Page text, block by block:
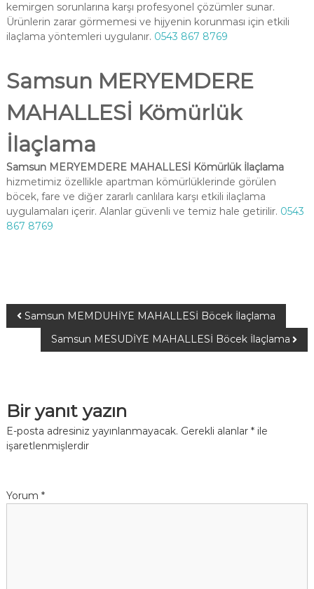
kemirgen sorunlarına karşı profesyonel çözümler sunar.
Ürünlerin zarar görmemesi ve hijyenin korunması için etkili
ilaçlama yöntemleri uygulanır. 0543 867 8769
Samsun MERYEMDERE
MAHALLESİ Kömürlük
İlaçlama
Samsun MERYEMDERE MAHALLESİ Kömürlük İlaçlama
hizmetimiz özellikle apartman kömürlüklerinde görülen
böcek, fare ve diğer zararlı canlılara karşı etkili ilaçlama
uygulamaları içerir. Alanlar güvenli ve temiz hale getirilir. 0543
867 8769
Samsun MEMDUHİYE MAHALLESİ Böcek İlaçlama
Samsun MESUDİYE MAHALLESİ Böcek İlaçlama
Bir yanıt yazın
E-posta adresiniz yayınlanmayacak. Gerekli alanlar *ile
işaretlenmişlerdir
Yorum *